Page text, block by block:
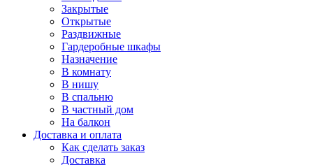
Закрытые
Открытые
Раздвижные
Гардеробные шкафы
Назначение
В комнату
В нишу
В спальню
В частный дом
На балкон
Доставка и оплата
Как сделать заказ
Доставка